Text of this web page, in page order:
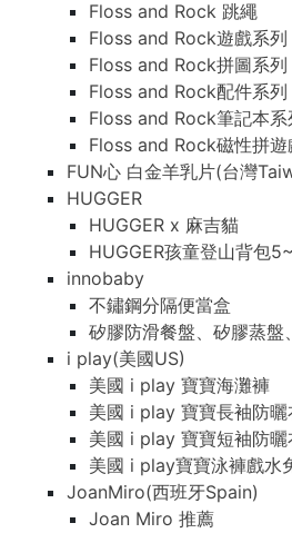
Floss and Rock 跳繩
Floss and Rock遊戲系列
Floss and Rock拼圖系列
Floss and Rock配件系列
Floss and Rock筆記本系
Floss and Rock磁性拼遊
FUN心 白金羊乳片(台灣
HUGGER
HUGGER x 麻吉貓
HUGGER孩童登山背包
innobaby
不鏽鋼分隔便當盒
矽膠防滑餐盤、矽膠蒸盤
i play(美國US)
美國 i play 寶寶海灘褲
美國 i play 寶寶長袖防曬
美國 i play 寶寶短袖防曬
美國 i play寶寶泳褲戲水
JoanMiro(西班牙Spain)
Joan Miro 推薦